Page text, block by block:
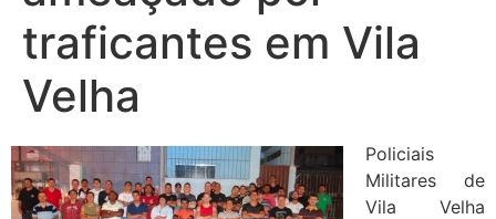
traficantes em Vila
Velha
Policiais
Militares de
Vila Velha